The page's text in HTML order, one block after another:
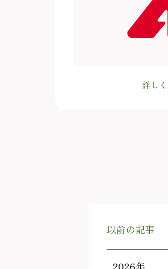
詳し
以前の記事